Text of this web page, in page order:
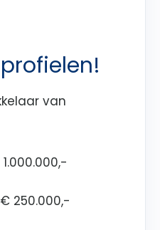
van
250.000,-